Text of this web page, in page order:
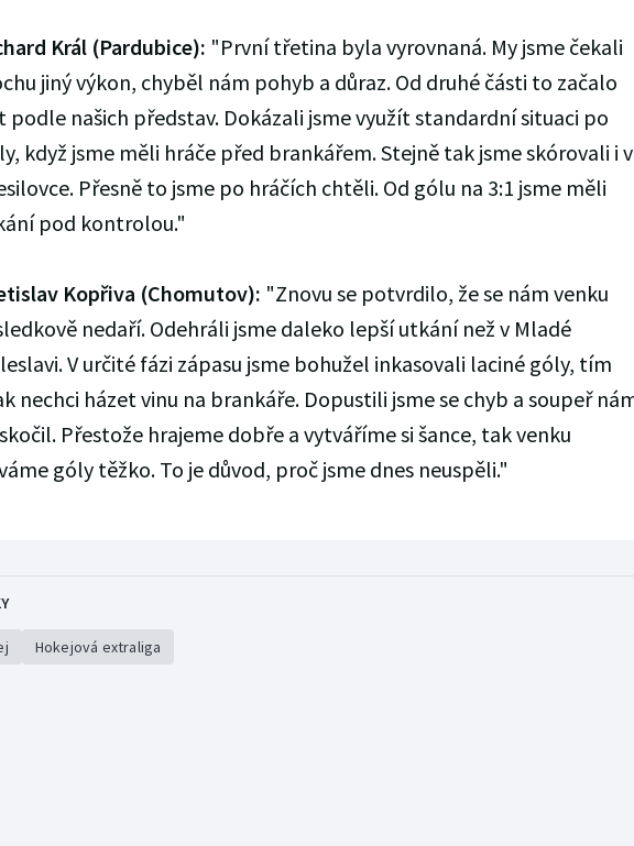
Král (Pardubice): "První třetina byla vyrovnaná. My jsme čekali
jiný výkon, chyběl nám pohyb a důraz. Od druhé části to začalo
podle našich představ. Dokázali jsme využít standardní situaci po
když jsme měli hráče před brankářem. Stejně tak jsme skórovali i v
Přesně to jsme po hráčích chtěli. Od gólu na 3:1 jsme měli
pod kontrolou."
Kopřiva (Chomutov): "Znovu se potvrdilo, že se nám venku
nedaří. Odehráli jsme daleko lepší utkání než v Mladé
V určité fázi zápasu jsme bohužel inkasovali laciné góly, tím
nechci házet vinu na brankáře. Dopustili jsme se chyb a soupeř
Přestože hrajeme dobře a vytváříme si šance, tak venku
góly těžko. To je důvod, proč jsme dnes neuspěli."
Hokejová extraliga